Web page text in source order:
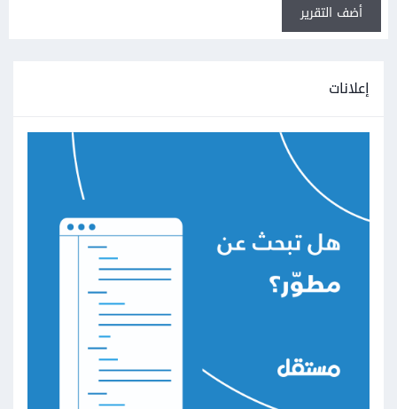
أضف التقرير
إعلانات